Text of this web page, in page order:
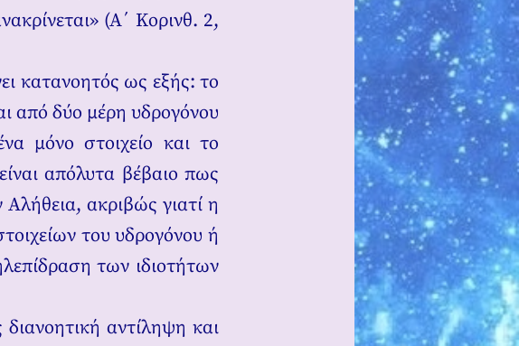
(Α΄ Κορινθ. 2,
κατανοητός ως εξής: το
από δύο μέρη υδρογόνου
μόνο στοιχείο και το
απόλυτα βέβαιο πως
ακριβώς γιατί η
του υδρογόνου ή
των ιδιοτήτων
αντίληψη και